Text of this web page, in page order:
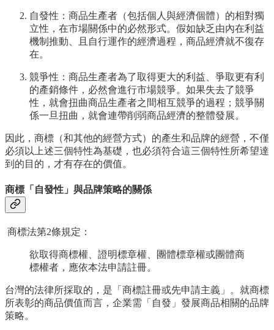
自發性：商品生產者（包括個人與經濟個體）的相對獨
立性，在市場關係中的必然形式。假如缺乏由內在利益
機制推動、且自行運作的經濟過程，商品經濟就不復存
在。
競爭性：商品生產者為了取得更大的利益、爭取更有利
的產銷條件，必然會進行市場競爭。如果失去了競爭
性，就會扭曲商品生產者之間相互競爭的過程；競爭關
係一旦扭曲，就會連帶削弱商品經濟的整體發展。
因此，商標（和其他的經營方式）的產生和品牌的經營，不僅
必須以上述三個特性為基礎，也必須符合這三個特性所希望達
到的目的，才有存在的價值。
商標「自發性」與品牌策略的關係
商標法第2條規定：
欲取得商標權、證明標章權、團體標章權或團體商
標權者，應依本法申請註冊。
台灣的法律所採取的，是「商標註冊或先申請主義」。就商標
所表彰的商品價值而言，企業需「自發」發展商品相關的品牌
策略。